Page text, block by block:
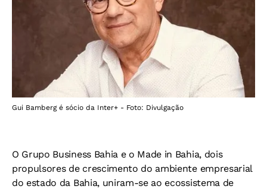
Gui Bamberg é sócio da Inter+ - Foto: Divulgação
O Grupo Business Bahia e o Made in Bahia, dois
propulsores de crescimento do ambiente empresarial
do estado da Bahia, uniram-se ao ecossistema de